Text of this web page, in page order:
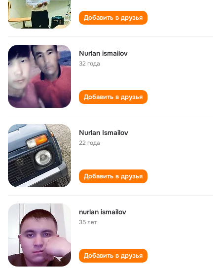
Добавить в друзья
Nurlan ismailov
32 года
Добавить в друзья
Nurlan Ismailov
22 года
Добавить в друзья
nurlan ismailov
35 лет
Добавить в друзья